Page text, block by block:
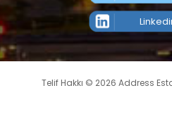
Telif Hakkı © 2026 Address